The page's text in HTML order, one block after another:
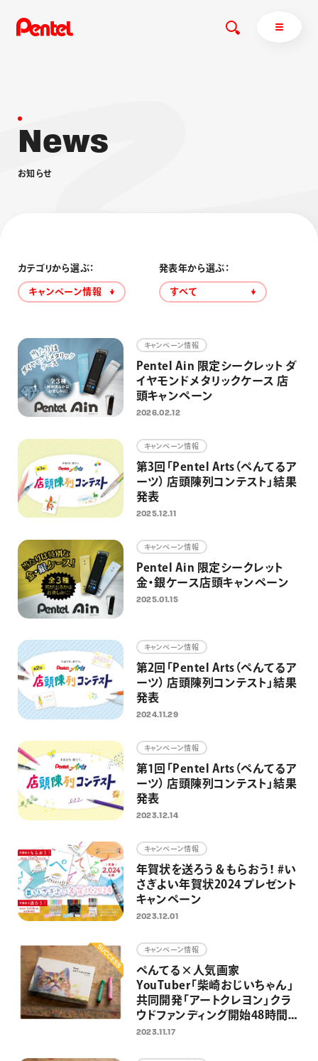
商品を探す
ブラッシュ（筆）
その他
採用情報
運営会社
News
お知 らせ
カテゴリから選ぶ：
キャンペーン情報
発表年から選ぶ：
すべて
キャンペーン情報
Pentel Ain 限定シークレット ダ
イヤモンドメタリックケース 店
頭キャンペーン
2026.02.12
キャンペーン情報
第3回「Pentel Arts（ぺんてるア
ーツ） 店頭陳列コンテスト」結果
発表
2025.12.11
キャンペーン情報
Pentel Ain 限定シークレット
金・銀ケース店頭キャンペーン
2025.01.15
キャンペーン情報
第2回「Pentel Arts（ぺんてるア
ーツ） 店頭陳列コンテスト」結果
発表
2024.11.29
キャンペーン情報
第1回「Pentel Arts（ぺんてるア
ーツ） 店頭陳列コンテスト」結果
発表
2023.12.14
キャンペーン情報
年賀状を送ろう＆もらおう！ #い
さぎよい年賀状2024 プレゼント
キャンペーン
2023.12.01
キャンペーン情報
ぺんてる×人気画家
YouTuber「柴崎おじいちゃん」
共同開発「アートクレヨン」クラ
ウドファンディング開始48時間で
目標達成
2023.11.17